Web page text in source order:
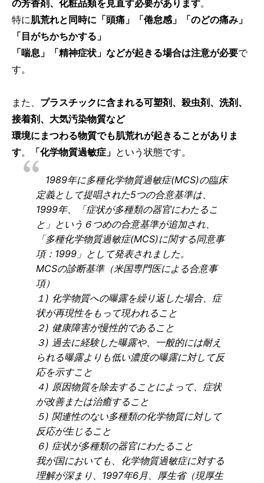
の芳香剤、化粧品類を見直す必要があります。
特に肌荒れと同時に「頭痛」「倦怠感」「のどの痛み」
「目がちかちかする」
「喘息」「精神症状」などが起きる場合は注意が必要で
す。
また、 プラスチックに含まれる可塑剤、殺虫剤、洗剤、
接着剤、大気汚染物質など
環境にまつわる物質でも肌荒れが起きることがありま
す。 「化学物質過敏症」 という状態です。
1989年に多種化学物質過敏症(MCS)の臨床
定義として提唱された5つの合意基準は、
1999年、「症状が多種類の器官にわたるこ
と」という６つめの合意基準が追加され、
「多種化学物質過敏症(MCS)に関する同意事
項：1999」として発表されました。
MCSの診断基準（米国専門医による合意事
項）
１) 化学物質への曝露を繰り返した場合、症
状が再現性をもって現われること
２) 健康障害が慢性的であること
３) 過去に経験した曝露や、一般的には耐え
られる曝露よりも低い濃度の曝露に対して反
応を示すこと
４) 原因物質を除去することによって、症状
が改善または治癒すること
５) 関連性のない多種類の化学物質に対して
反応が生じること
６) 症状が多種類の器官にわたること
我が国においても、化学物質過敏症に対する
理解が深まり、1997年6月、厚生省（現厚生